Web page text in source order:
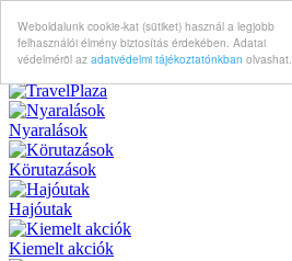
Weboldalunk cookie-kat (sütiket) használ a legjobb
felhasználói élmény biztosítás érdekében. Adatai
védelméröl az adatvédelmi tájékoztatónkban olvashat.
Nyaralások
Körutazások
Hajóutak
Kiemelt akciók